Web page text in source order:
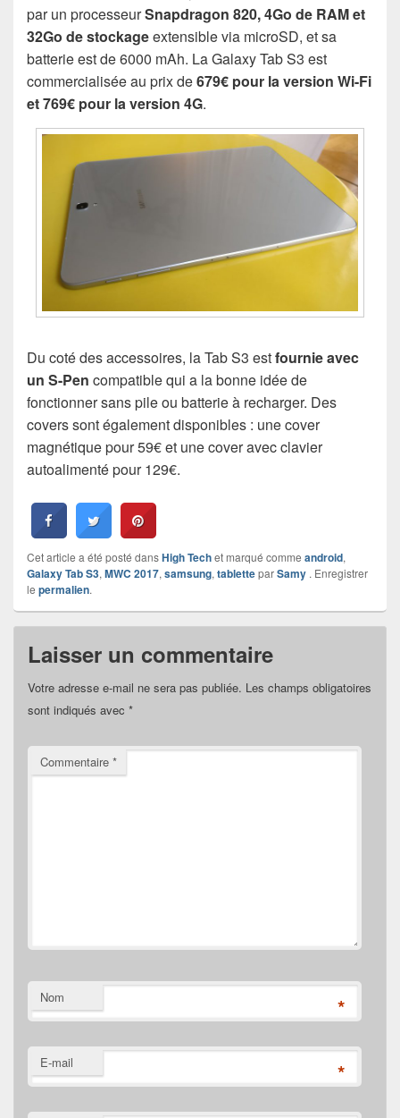
par un processeurSnapdragon 820, 4Go de RAM et
32Go de stockageextensible via microSD, et sa
batterie est de 6000 mAh. La Galaxy Tab S3 est
commercialisée au prix de679€ pour la version Wi-Fi
et 769€ pour la version 4G.
Du coté des accessoires, la Tab S3 estfournie avec
un S-Pen compatible qui a la bonne idée de
fonctionner sans pile ou batterie à recharger. Des
covers sont également disponibles : une cover
magnétique pour 59€ et une cover avec clavier
autoalimenté pour 129€.
Cet article a été posté dansHigh Techet marqué comme android,
Galaxy Tab S3, MWC 2017, samsung, tabletteparSamy . Enregistrer
le permalien.
Laisser un commentaire
Votre adresse e-mail ne sera pas publiée. Les champs obligatoires
sont indiqués avec *
Commentaire *
Nom *
E-mail *